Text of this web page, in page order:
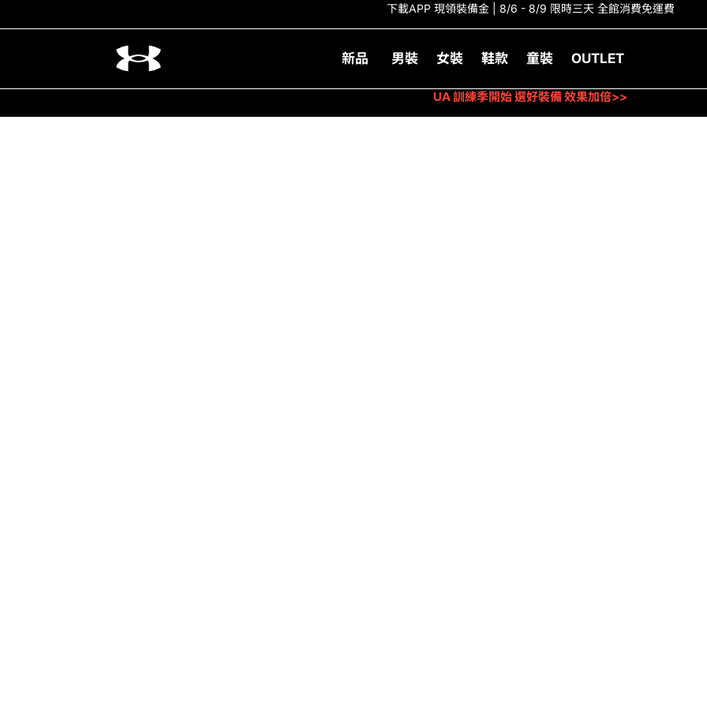
下載APP 現領裝備金 | 8/6 - 8/9 限時三天 全館消費免運費
新品 男裝 女裝 鞋款 童裝 OUTLET
UA 訓練季開始 選好裝備 效果加倍>>